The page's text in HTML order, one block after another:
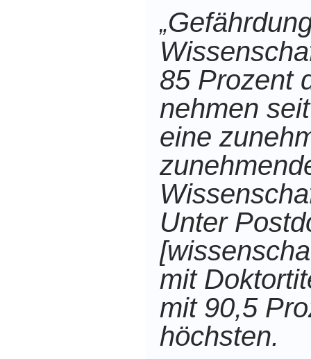
„
85 Prozent
nehmen
eine
Unter
mit
mit 90,5
höchsten.